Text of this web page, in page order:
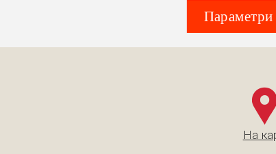
На